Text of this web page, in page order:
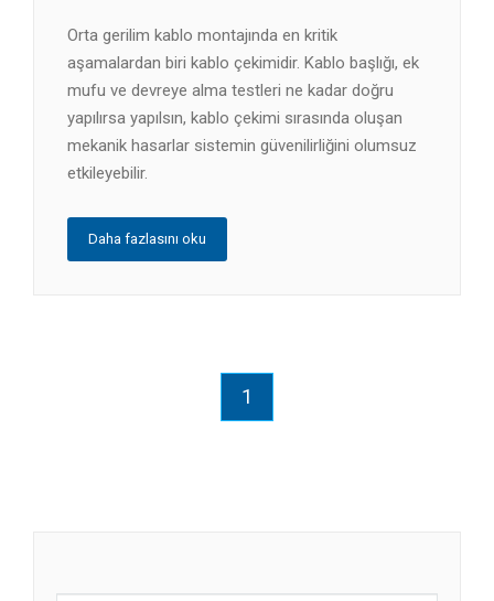
Orta gerilim kablo montajında en kritik
aşamalardan biri kablo çekimidir. Kablo başlığı, ek
mufu ve devreye alma testleri ne kadar doğru
yapılırsa yapılsın, kablo çekimi sırasında oluşan
mekanik hasarlar sistemin güvenilirliğini olumsuz
etkileyebilir.
Daha fazlasını oku
1